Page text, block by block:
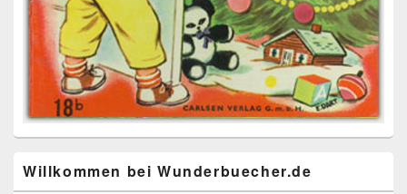
Willkommen bei Wunderbuecher.de